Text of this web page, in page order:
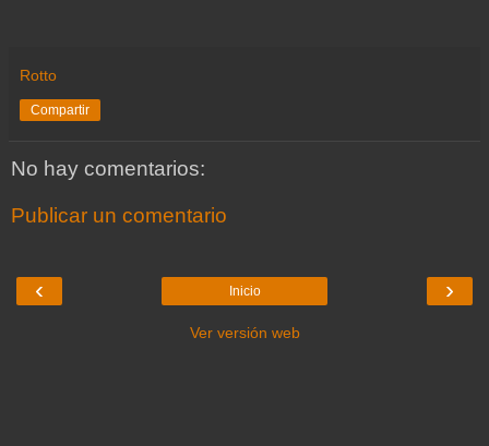
Rotto
Compartir
No hay comentarios:
Publicar un comentario
‹ ›
Inicio
Ver versión web